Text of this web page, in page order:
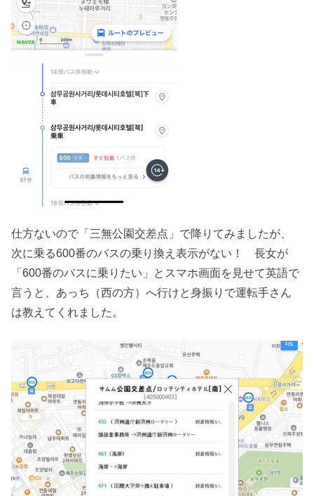
仕方ないので「三無公園交差点」で降りてみましたが、
次に乗る600番のバスの乗り換え表示がない！ 長女が
「600番のバスに乗りたい」とスマホ画面を見せて英語で
言うと、あっち（西の方）へ行けと身振りで運転手さん
は教えてくれました。